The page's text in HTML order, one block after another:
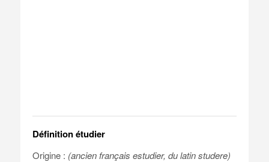
Définition étudier
Origine : (ancien français estudier, du latin studere)